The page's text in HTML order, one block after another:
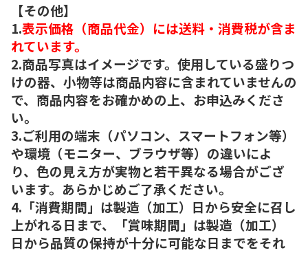
【その他】
1.表示価格（商品代金）には送料・消費税が含ま
れています。
2.商品写真はイメージです。使用している盛りつ
けの器、小物等は商品内容に含まれていませんの
で、商品内容をお確かめの上、お申込みくださ
い。
3.ご利用の端末（パソコン、スマートフォン等）
や環境（モニター、ブラウザ等）の違いによ
り、色の見え方が実物と若干異なる場合がござ
います。あらかじめご了承ください。
4.「消費期間」は製造（加工）日から安全に召し
上がれる日まで、「賞味期間」は製造（加工）
日から品質の保持が十分に可能な日までをそれ